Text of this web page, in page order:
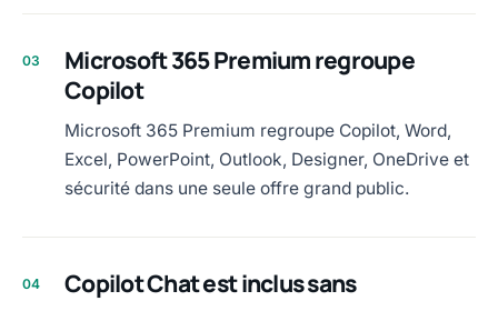
03
Microsoft 365 Premium regroupe
Copilot
Microsoft 365 Premium regroupe Copilot, Word,
Excel, PowerPoint, Outlook, Designer, OneDrive et
sécurité dans une seule offre grand public.
04 Copilot Chat est inclus sans